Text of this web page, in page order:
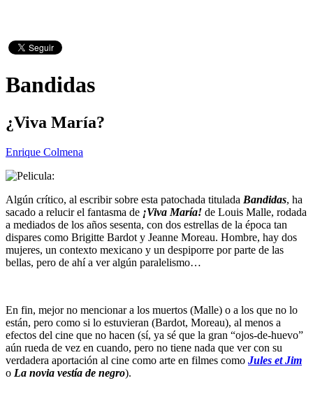
Bandidas
¿Viva María?
Enrique Colmena
Algún crítico, al escribir sobre esta patochada titulada Bandidas, ha
sacado a relucir el fantasma de ¡Viva María! de Louis Malle, rodada
a mediados de los años sesenta, con dos estrellas de la época tan
dispares como Brigitte Bardot y Jeanne Moreau. Hombre, hay dos
mujeres, un contexto mexicano y un despiporre por parte de las
bellas, pero de ahí a ver algún paralelismo…
En fin, mejor no mencionar a los muertos (Malle) o a los que no lo
están, pero como si lo estuvieran (Bardot, Moreau), al menos a
efectos del cine que no hacen (sí, ya sé que la gran “ojos-de-huevo”
aún rueda de vez en cuando, pero no tiene nada que ver con su
verdadera aportación al cine como arte en filmes como Jules et Jim
o La novia vestía de negro).